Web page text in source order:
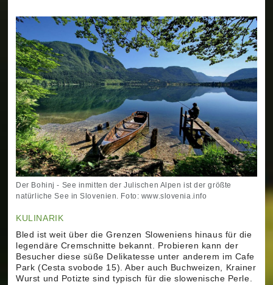
Der Bohinj - See inmitten der Julischen Alpen ist der größte
natürliche See in Slovenien. Foto: www.slovenia.info
KULINARIK
Bled ist weit über die Grenzen Sloweniens hinaus für die
legendäre Cremschnitte bekannt. Probieren kann der
Besucher diese süße Delikatesse unter anderem im Cafe
Park (Cesta svobode 15). Aber auch Buchweizen, Krainer
Wurst und Potizte sind typisch für die slowenische Perle.